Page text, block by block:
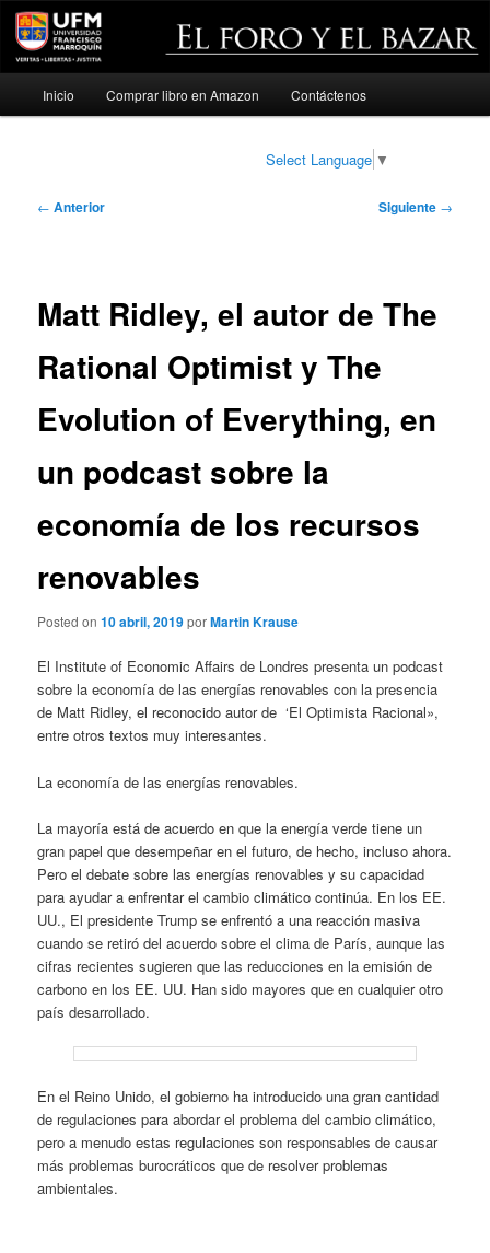
Ir
Inicio Comprar libro en Amazon Contáctenos
Select Language ▼
Navegación
← Anterior Siguiente →
Matt Ridley, el autor de The
Rational Optimist y The
Evolution of Everything, en
un podcast sobre la
economía de los recursos
renovables
Posted on10 abril, 2019porMartin Krause
El Institute of Economic Affairs de Londres presenta un podcast
sobre la economía de las energías renovables con la presencia
de Matt Ridley, el reconocido autor de ‘El Optimista Racional»,
entre otros textos muy interesantes.
La economía de las energías renovables.
La mayoría está de acuerdo en que la energía verde tiene un
gran papel que desempeñar en el futuro, de hecho, incluso ahora.
Pero el debate sobre las energías renovables y su capacidad
para ayudar a enfrentar el cambio climático continúa. En los EE.
UU., El presidente Trump se enfrentó a una reacción masiva
cuando se retiró del acuerdo sobre el clima de París, aunque las
cifras recientes sugieren que las reducciones en la emisión de
carbono en los EE. UU. Han sido mayores que en cualquier otro
país desarrollado.
En el Reino Unido, el gobierno ha introducido una gran cantidad
de regulaciones para abordar el problema del cambio climático,
pero a menudo estas regulaciones son responsables de causar
más problemas burocráticos que de resolver problemas
ambientales.